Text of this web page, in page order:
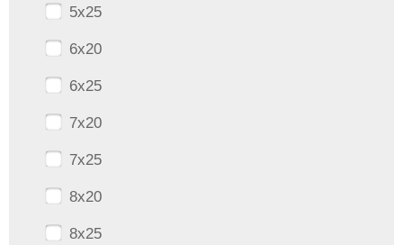
5x25
6x20
6x25
7x20
7x25
8x20
8x25